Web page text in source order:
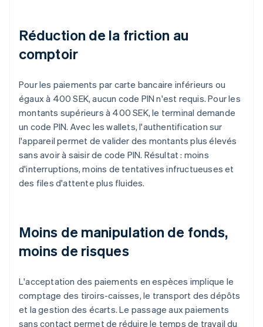
Réduction de la friction au
comptoir
Pour les paiements par carte bancaire inférieurs ou
égaux à 400 SEK, aucun code PIN n'est requis. Pour les
montants supérieurs à 400 SEK, le terminal demande
un code PIN. Avec les wallets, l'authentification sur
l'appareil permet de valider des montants plus élevés
sans avoir à saisir de code PIN. Résultat : moins
d'interruptions, moins de tentatives infructueuses et
des files d'attente plus fluides.
Moins de manipulation de fonds,
moins de risques
L'acceptation des paiements en espèces implique le
comptage des tiroirs-caisses, le transport des dépôts
et la gestion des écarts. Le passage aux paiements
sans contact permet de réduire le temps de travail du